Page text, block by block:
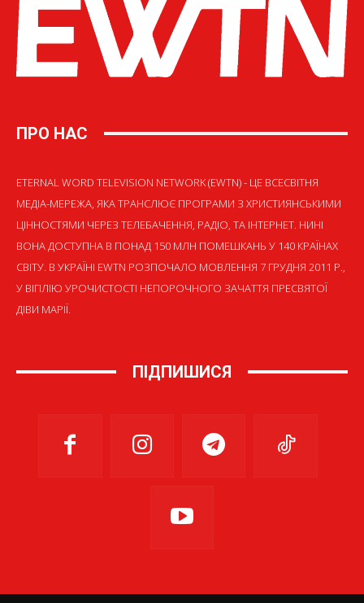
ПРО НАС
ETERNAL WORD TELEVISION NETWORK (EWTN) - ЦЕ ВСЕСВІТНЯ
МЕДІА-МЕРЕЖА, ЯКА ТРАНСЛЮЄ ПРОГРАМИ З ХРИСТИЯНСЬКИМИ
ЦІННОСТЯМИ ЧЕРЕЗ ТЕЛЕБАЧЕННЯ, РАДІО, ТА ІНТЕРНЕТ. НИНІ
ВОНА ДОСТУПНА В ПОНАД 150 МЛН ПОМЕШКАНЬ У 140 КРАЇНАХ
СВІТУ. В УКРАЇНІ EWTN РОЗПОЧАЛО МОВЛЕННЯ 7 ГРУДНЯ 2011 Р.,
У ВІГІЛІЮ УРОЧИСТОСТІ НЕПОРОЧНОГО ЗАЧАТТЯ ПРЕСВЯТОЇ
ДІВИ МАРІЇ.
ПІДПИШИСЯ